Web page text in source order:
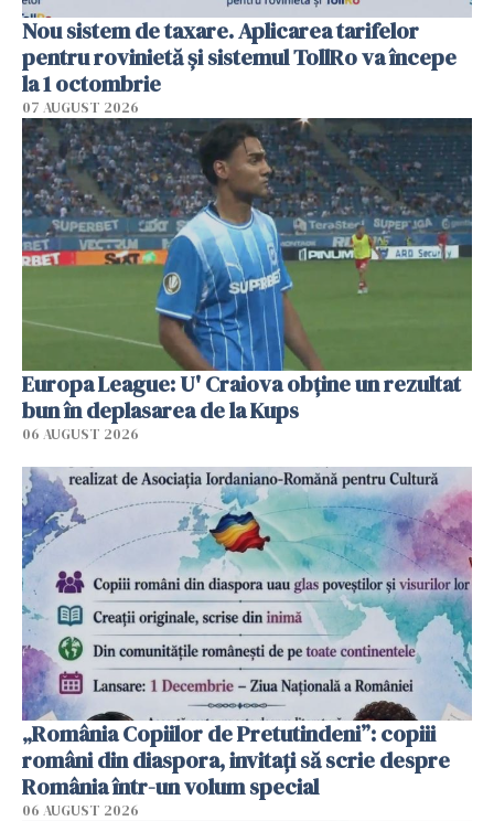
Nou sistem de taxare. Aplicarea tarifelor
pentru rovinietă şi sistemul TollRo va începe
la 1 octombrie
07 AUGUST 2026
Europa League: U' Craiova obține un rezultat
bun în deplasarea de la Kups
06 AUGUST 2026
„România Copiilor de Pretutindeni”: copiii
români din diaspora, invitați să scrie despre
România într-un volum special
06 AUGUST 2026